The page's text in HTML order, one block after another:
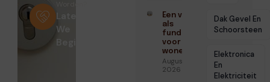
Een vloer
als
fundament
voor blits
wonen
Augustus 3,
2026
Dak Gevel En
Schoorsteen
Elektronica
En
Elektriciteit
Laten
We
Beginnen